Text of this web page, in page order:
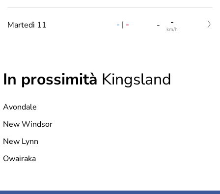
Martedì 11 - | - - -
km/h
In prossimità Kingsland
Avondale
New Windsor
New Lynn
Owairaka